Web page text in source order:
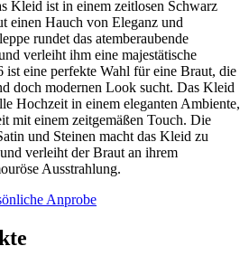
Kleid ist in einem zeitlosen Schwarz
einen Hauch von Eleganz und
rundet das atemberaubende
verleiht ihm eine majestätische
ist eine perfekte Wahl für eine Braut, die
doch modernen Look sucht. Das Kleid
Hochzeit in einem eleganten Ambiente,
mit einem zeitgemäßen Touch. Die
und Steinen macht das Kleid zu
verleiht der Braut an ihrem
Ausstrahlung.
Anprobe